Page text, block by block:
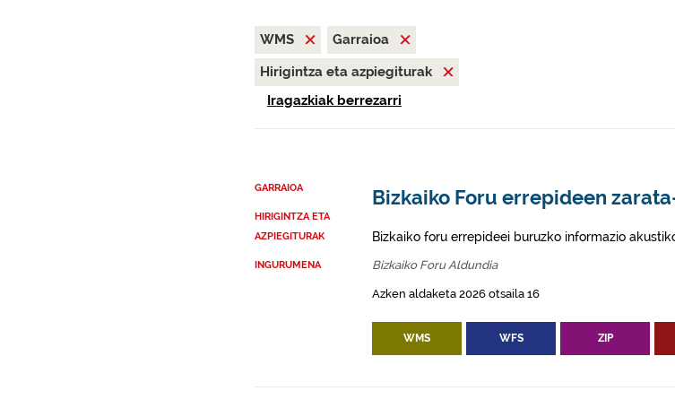
WMS
Garraioa
Hirigintza eta azpiegiturak
Iragazkiak berrezarri
GARRAIOA
HIRIGINTZA ETA
AZPIEGITURAK
INGURUMENA
Bizkaiko Foru errepideen
Bizkaiko foru errepideei buruzko informazio
Bizkaiko Foru Aldundia
Azken aldaketa 2026 otsaila 16
WMS WFS ZIP